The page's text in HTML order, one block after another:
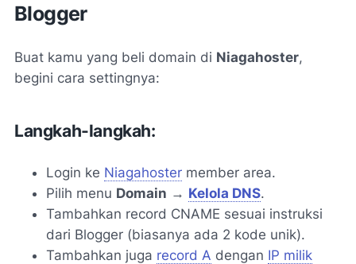
Blogger
Buat kamu yang beli domain di Niagahoster,
begini cara settingnya:
Langkah-langkah:
Login ke Niagahoster member area.
Pilih menu Domain → Kelola DNS.
Tambahkan record CNAME sesuai instruksi
dari Blogger (biasanya ada 2 kode unik).
Tambahkan juga record A dengan IP milik